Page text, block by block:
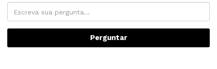
Perguntar